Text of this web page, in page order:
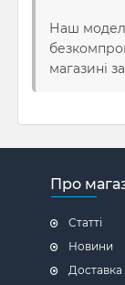
Наш
магазині
Про
Статті
Новини
Доставка